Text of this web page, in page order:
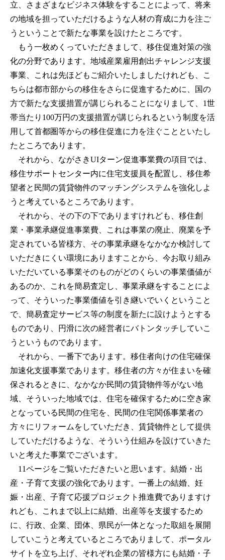
立、さまざまなビジネス体験をすることによって、将来
の地域を担っていただけるような人材の育成に力を注ご
うということで新たな事業を設けたところです。
もう一枚めくっていただきまして、移住促進対策の強
化の分野であります。地域産業雇用創出チャレンジ支援
事業、これは先ほどもご紹介いたしましたけれども、こ
ちらは都市部からの移住をさらに促進するために、国の
方で新たな支援措置が講じられることになりまして、1世
帯当たり100万円の支援措置が講じられるという制度を活
用して首都圏等からの移住促進に力を注ぐことといたし
たところであります。
それから、ながさきUIターン促進事業費の項目では、
移住サポートセンター内に住宅支援員を配置し、移住希
望者と民間の賃貸物件のマッチングシステムを強化しよ
うと考えているところであります。
それから、その下の下でありますけれども、移住創
業・事業承継促進事業費、これは事業の廃止、廃業を予
定されている皆様方、その事業承継をなかなか検討して
いただきにくい環境にありますことから、今お取り組み
いただいている事業そのものがどのくらいの事業価値が
あるのか、これを簡易査定し、事業承継をすることによ
って、そういった事業価値を引き継いでいくということ
で、簡易査定サービス等の制度を新たに設けようとする
ものであり、円滑に次の経営者にバトンタッチしていこ
うというものであります。
それから、一番下であります。移住者向けの住宅確保
加速化支援事業であります。移住者の方々が住まいを確
保されるときに、なかなか民間の賃貸物件等がない地
域、そういった地域では、住宅を確保するために空き家
となっている民間の住宅を、民間の住宅関係事業者の
方々にリフォームをしていただき、賃貸物件として提供
していただけるような、そういう仕組みを設けていきた
いと考えた事業でございます。
11ページをご覧いただきたいと思います。結婚・出
産・子育て支援の強化であります。一番上の結婚、妊
娠・出産、子育て応援プロジェクト推進費でありますけ
れども、これまで以上に結婚、出産等を支援するため
に、行政、企業、団体、県民が一体となった取組を展開
していこうと考えているところでありまして、ポータル
サイトを立ち上げ、それぞれ企業の皆様方にも結婚・子